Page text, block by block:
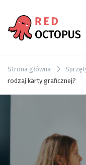
treści
Strona główna
rodzaj karty graficznej?